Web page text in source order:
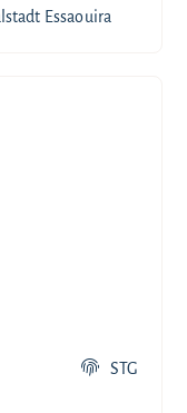
Essaouira
STG